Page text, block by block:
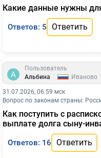
Какие данные нужны
Ответов: 5 Ответить
Пользователь
Альбина
Иваново
31.07.2026, 06:59 мск
Вопрос по законам страны:
Как поступить с
выплате долга сыну-
Ответов: 16 Ответить